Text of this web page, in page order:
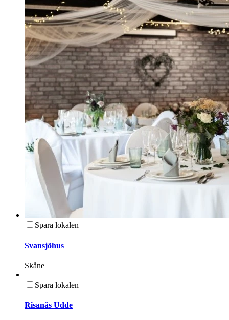
Spara lokalen
Svansjöhus
Skåne
Spara lokalen
Risanäs Udde